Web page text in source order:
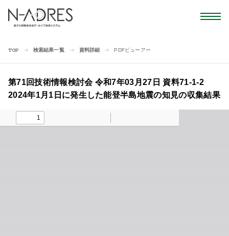
TOP 検索結果一覧 資料詳細 PDFビューアー
第71回技術情報検討会 令和7年03月27日 資料71-1-2
2024年1月1日に発生した能登半島地震の知見の収集結果